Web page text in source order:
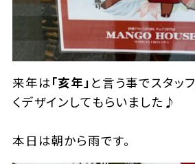
来年は「亥年」 と言う事でスタッフ
くデザインしてもらいました♪
本日は朝から雨です。